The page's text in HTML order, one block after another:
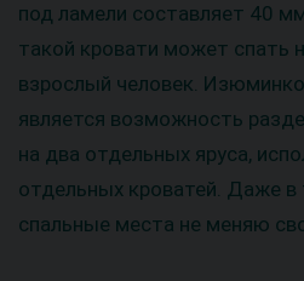
под ламели составляет 40
такой кровати может спать
взрослый человек.
является возможность
на два отдельных яруса,
отдельных кроватей. Даже в
спальные места не меняю